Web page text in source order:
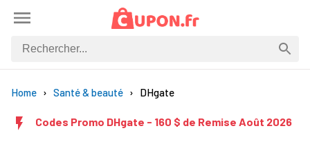
Home Santé & beauté DHgate
Codes Promo DHgate - 160 $ de Remise Août 2026